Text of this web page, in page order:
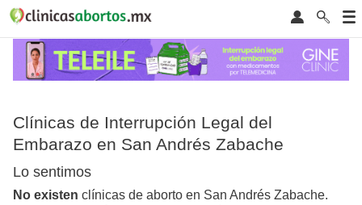
Clínicas de Interrupción Legal del
Embarazo en San Andrés Zabache
Lo sentimos
No existen clínicas de aborto en San Andrés Zabache.